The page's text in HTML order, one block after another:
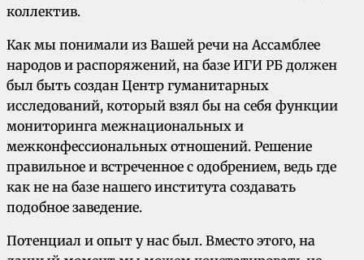
коллектив.
Как мы понимали из Вашей речи на Ассамблее
народов и распоряжений, на базе ИГИ РБ должен
был быть создан Центр гуманитарных
исследований, который взял бы на себя функции
мониторинга межнациональных и
межконфессиональных отношений. Решение
правильное и встреченное с одобрением, ведь где
как не на базе нашего института создавать
подобное заведение.
Пoтeнциал и опыт у нас был. Вместо этого, на